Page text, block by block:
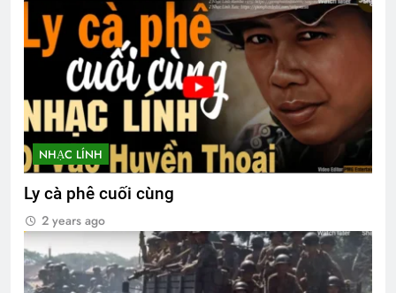
NHẠC LÍNH
Ly cà phê cuối cùng
2 years ago